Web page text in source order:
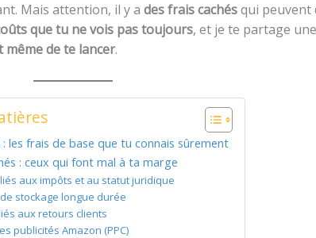
Mais attention, il y a des frais cachésqui peuvent
que tu ne vois pas toujours, et je te partage une
même de te lancer.
: les frais de base que tu connais sûrement
: ceux qui font mal à ta marge
aux impôts et au statut juridique
stockage longue durée
aux retours clients
publicités Amazon (PPC)